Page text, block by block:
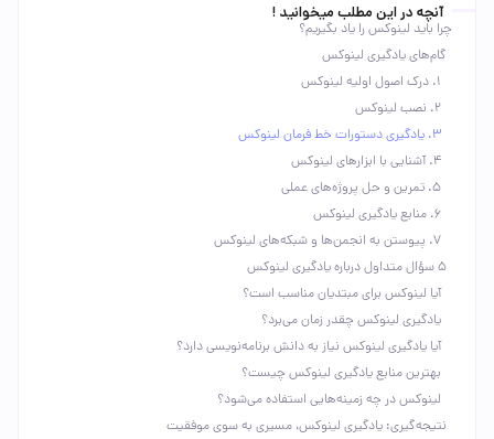
آنچه در این مطلب میخوانید !
چرا باید لینوکس را یاد بگیریم؟
گام‌های یادگیری لینوکس
1. درک اصول اولیه لینوکس
2. نصب لینوکس
3. یادگیری دستورات خط فرمان لینوکس
4. آشنایی با ابزارهای لینوکس
5. تمرین و حل پروژه‌های عملی
6. منابع یادگیری لینوکس
7. پیوستن به انجمن‌ها و شبکه‌های لینوکس
۵ سؤال متداول درباره یادگیری لینوکس
آیا لینوکس برای مبتدیان مناسب است؟
یادگیری لینوکس چقدر زمان می‌برد؟
آیا یادگیری لینوکس نیاز به دانش برنامه‌نویسی دارد؟
بهترین منابع یادگیری لینوکس چیست؟
لینوکس در چه زمینه‌هایی استفاده می‌شود؟
نتیجه‌گیری: یادگیری لینوکس، مسیری به سوی موفقیت